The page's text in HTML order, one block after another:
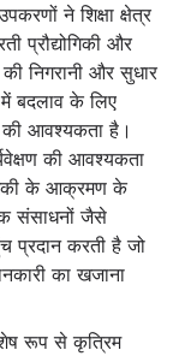
ने शिक्षा क्षेत्र
प्रौद्योगिकी और
निगरानी और सुधार
बदलाव के लिए
की आवश्यकता है।
की आवश्यकता
के आक्रमण के
संसाधनों जैसे
प्रदान करती है जो
का खजाना
रूप से कृत्रिम